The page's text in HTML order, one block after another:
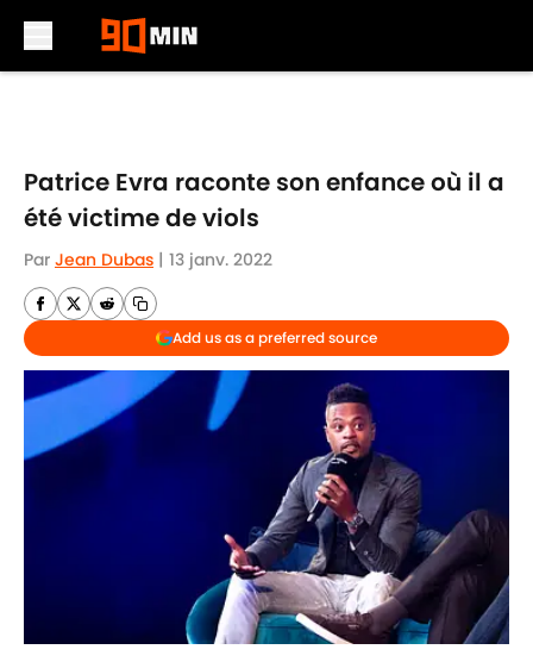
Patrice Evra raconte son enfance où il a
été victime de viols
Par Jean Dubas | 13 janv. 2022
Add us as a preferred source